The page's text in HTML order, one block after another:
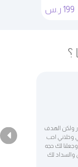
199 ر.س
؟
ولكن الهدف
وخلاني احب
وجعلنا لك حجه
والسداد لك